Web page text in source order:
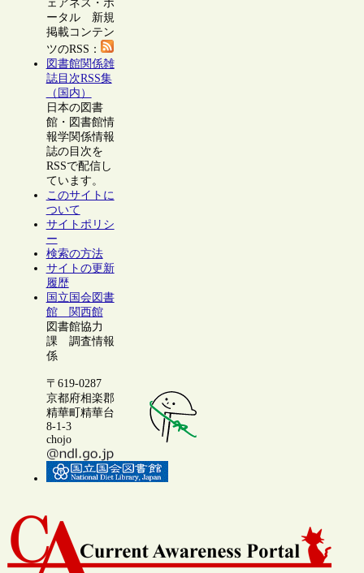
ェアネス・ポ
ータル 新規
掲載コンテン
ツのRSS：
図書館関係雑
誌目次RSS集
（国内）
日本の図書
館・図書館情
報学関係情報
誌の目次を
RSSで配信し
ています。
このサイトに
ついて
サイトポリシ
ー
検索の方法
サイトの更新
履歴
国立国会図書
館 関西館
図書館協力
課 調査情報
係
〒619-0287
京都府相楽郡
精華町精華台
8-1-3
chojo